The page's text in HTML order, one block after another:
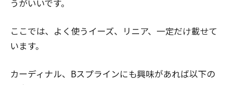
うがいいです。
ここでは、よく使うイーズ、リニア、一定だけ載せて
います。
カーディナル、Bスプラインにも興味があれば以下の